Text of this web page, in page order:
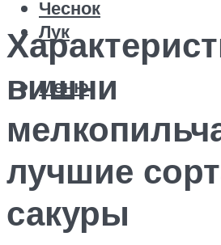
Чеснок
Лук
Меню
вишни
лучшие
сакуры